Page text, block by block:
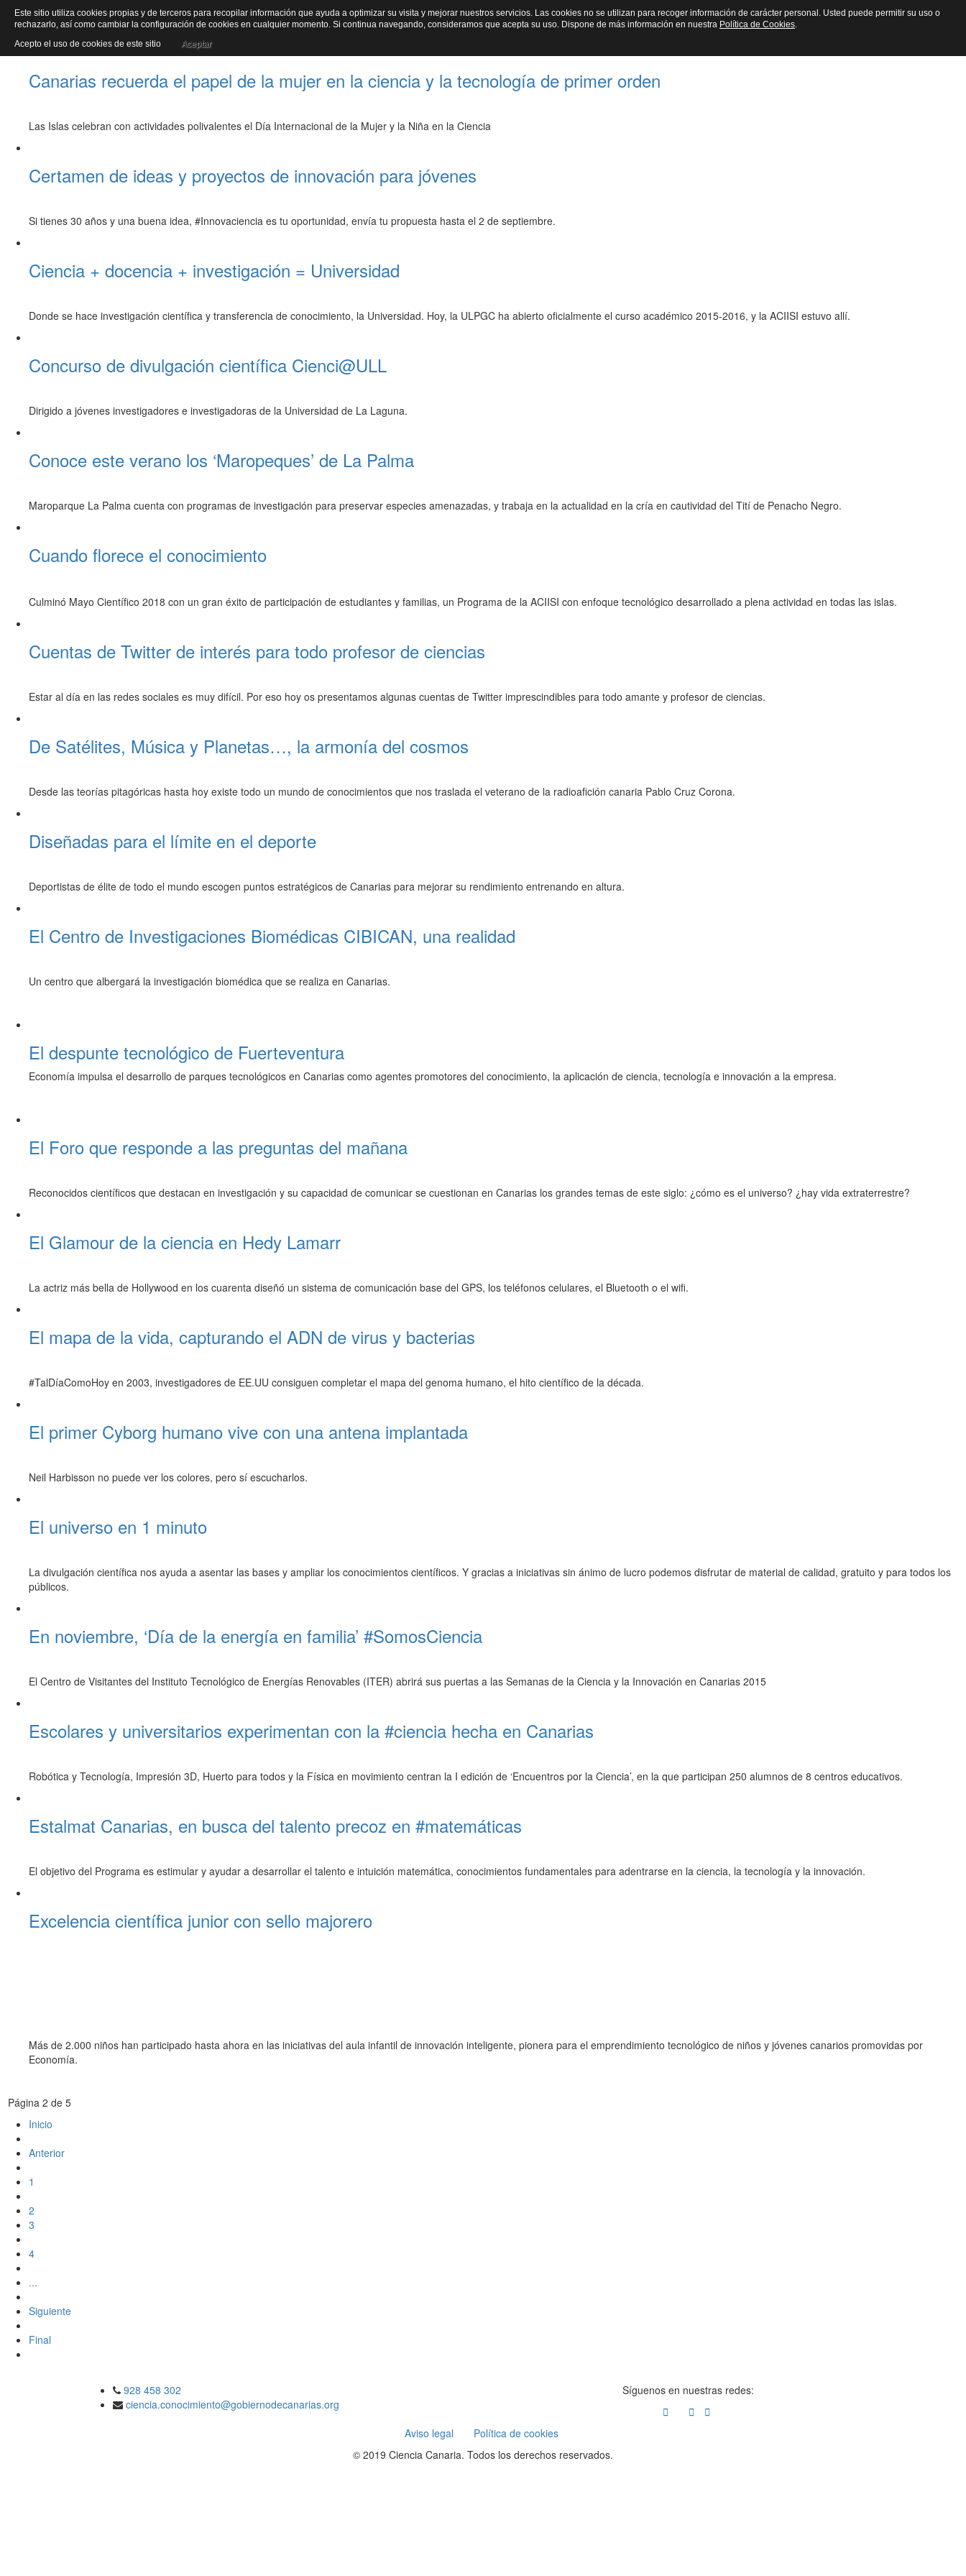
Inicio Sobre Nosotros Programas Secciones Cultura científica
Ciencia
Canarias recuerda el papel de la mujer en la ciencia y la tecnología de primer orden
Las Islas celebran con actividades polivalentes el Día Internacional de la Mujer y la Niña en la Ciencia
Certamen de ideas y proyectos de innovación para jóvenes
Si tienes 30 años y una buena idea, #Innovaciencia es tu oportunidad, envía tu propuesta hasta el 2 de septiembre.
Ciencia + docencia + investigación = Universidad
Donde se hace investigación científica y transferencia de conocimiento, la Universidad. Hoy, la ULPGC ha abierto oficialmente el curso académico 2015-2016, y la ACIISI estuvo allí.
Concurso de divulgación científica Cienci@ULL
Dirigido a jóvenes investigadores e investigadoras de la Universidad de La Laguna.
Conoce este verano los ‘Maropeques’ de La Palma
Maroparque La Palma cuenta con programas de investigación para preservar especies amenazadas, y trabaja en la actualidad en la cría en cautividad del Tití de Penacho Negro.
Cuando florece el conocimiento
Culminó Mayo Científico 2018 con un gran éxito de participación de estudiantes y familias, un Programa de la ACIISI con enfoque tecnológico desarrollado a plena actividad en todas las islas.
Cuentas de Twitter de interés para todo profesor de ciencias
Estar al día en las redes sociales es muy difícil. Por eso hoy os presentamos algunas cuentas de Twitter imprescindibles para todo amante y profesor de ciencias.
De Satélites, Música y Planetas…, la armonía del cosmos
Desde las teorías pitagóricas hasta hoy existe todo un mundo de conocimientos que nos traslada el veterano de la radioafición canaria Pablo Cruz Corona.
Diseñadas para el límite en el deporte
Deportistas de élite de todo el mundo escogen puntos estratégicos de Canarias para mejorar su rendimiento entrenando en altura.
El Centro de Investigaciones Biomédicas CIBICAN, una realidad
Un centro que albergará la investigación biomédica que se realiza en Canarias.
El despunte tecnológico de Fuerteventura
Economía impulsa el desarrollo de parques tecnológicos en Canarias como agentes promotores del conocimiento, la aplicación de ciencia, tecnología e innovación a la empresa.
El Foro que responde a las preguntas del mañana
Reconocidos científicos que destacan en investigación y su capacidad de comunicar se cuestionan en Canarias los grandes temas de este siglo: ¿cómo es el universo? ¿hay vida extraterrestre?
El Glamour de la ciencia en Hedy Lamarr
La actriz más bella de Hollywood en los cuarenta diseñó un sistema de comunicación base del GPS, los teléfonos celulares, el Bluetooth o el wifi.
El mapa de la vida, capturando el ADN de virus y bacterias
#TalDíaComoHoy en 2003, investigadores de EE.UU consiguen completar el mapa del genoma humano, el hito científico de la década.
El primer Cyborg humano vive con una antena implantada
Neil Harbisson no puede ver los colores, pero sí escucharlos.
El universo en 1 minuto
La divulgación científica nos ayuda a asentar las bases y ampliar los conocimientos científicos. Y gracias a iniciativas sin ánimo de lucro podemos disfrutar de material de calidad, gratuito y para todos los
públicos.
En noviembre, ‘Día de la energía en familia’ #SomosCiencia
El Centro de Visitantes del Instituto Tecnológico de Energías Renovables (ITER) abrirá sus puertas a las Semanas de la Ciencia y la Innovación en Canarias 2015
Escolares y universitarios experimentan con la #ciencia hecha en Canarias
Robótica y Tecnología, Impresión 3D, Huerto para todos y la Física en movimiento centran la I edición de ‘Encuentros por la Ciencia’, en la que participan 250 alumnos de 8 centros educativos.
Estalmat Canarias, en busca del talento precoz en #matemáticas
El objetivo del Programa es estimular y ayudar a desarrollar el talento e intuición matemática, conocimientos fundamentales para adentrarse en la ciencia, la tecnología y la innovación.
Excelencia científica junior con sello majorero
Inicio
1
2
3
Siguiente
Final
Este sitio utiliza cookies propias y de terceros para recopilar información que ayuda a optimizar su visita y mejorar nuestros servicios. Las cookies no se utilizan para recoger información de carácter personal. Usted puede permitir su uso o
rechazarlo, así como cambiar la configuración de cookies en cualquier momento. Si continua navegando, consideramos que acepta su uso. Dispone de más información en nuestra Política de Cookies.
Acepto el uso de cookies de este sitio
Aceptar